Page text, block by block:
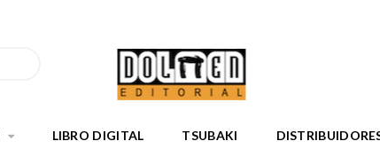
LIBRO DIGITAL TSUBAKI